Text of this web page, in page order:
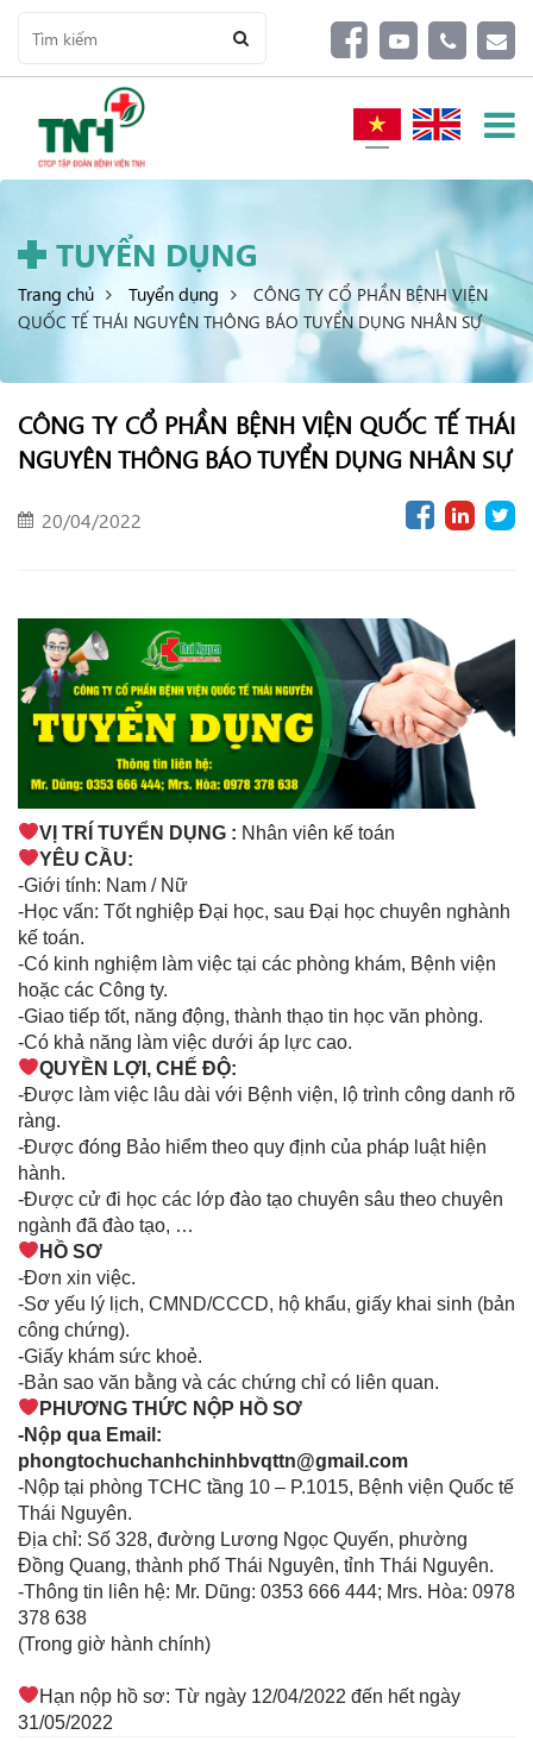
TUYỂN DỤNG
Trang chủ Tuyển dụng
CÔNG TY CỔ PHẦN BỆNH VIỆN
QUỐC TẾ THÁI NGUYÊN THÔNG BÁO TUYỂN DỤNG NHÂN SỰ
CÔNG TY CỔ PHẦN BỆNH VIỆN QUỐC TẾ THÁI
NGUYÊN THÔNG BÁO TUYỂN DỤNG NHÂN SỰ
20/04/2022
VỊ TRÍ TUYỂN DỤNG : Nhân viên kế toán
YÊU CẦU:
-Giới tính: Nam / Nữ
-Học vấn: Tốt nghiệp Đại học, sau Đại học chuyên nghành
kế toán.
-Có kinh nghiệm làm việc tại các phòng khám, Bệnh viện
hoặc các Công ty.
-Giao tiếp tốt, năng động, thành thạo tin học văn phòng.
-Có khả năng làm việc dưới áp lực cao.
QUYỀN LỢI, CHẾ ĐỘ:
-Được làm việc lâu dài với Bệnh viện, lộ trình công danh rõ
ràng.
-Được đóng Bảo hiểm theo quy định của pháp luật hiện
hành.
-Được cử đi học các lớp đào tạo chuyên sâu theo chuyên
ngành đã đào tạo, …
HỒ SƠ
-Đơn xin việc.
-Sơ yếu lý lịch, CMND/CCCD, hộ khẩu, giấy khai sinh (bản
công chứng).
-Giấy khám sức khoẻ.
-Bản sao văn bằng và các chứng chỉ có liên quan.
PHƯƠNG THỨC NỘP HỒ SƠ
-Nộp qua Email:
phongtochuchanhchinhbvqttn@gmail.com
-Nộp tại phòng TCHC tầng 10 – P.1015, Bệnh viện Quốc tế
Thái Nguyên.
Địa chỉ: Số 328, đường Lương Ngọc Quyến, phường
Đồng Quang, thành phố Thái Nguyên, tỉnh Thái Nguyên.
-Thông tin liên hệ: Mr. Dũng: 0353 666 444; Mrs. Hòa: 0978
378 638
(Trong giờ hành chính)
Hạn nộp hồ sơ: Từ ngày 12/04/2022 đến hết ngày
31/05/2022